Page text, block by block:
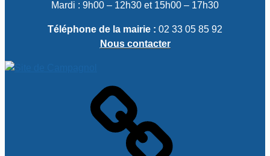
Mardi : 9h00 – 12h30 et 15h00 – 17h30
Téléphone de la mairie : 02 33 05 85 92
Nous contacter